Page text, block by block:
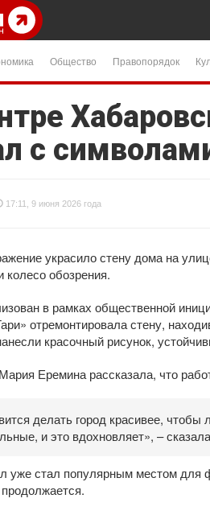
Общество Правопорядок
с
17:11, 9 июня 2026 года
украсило стену дома на
колесо обозрения.
в рамках общественной
отремонтировала стену,
красочный рисунок,
Еремина рассказала, что
делать город красивее,
и это вдохновляет», –
уже стал популярным местом для